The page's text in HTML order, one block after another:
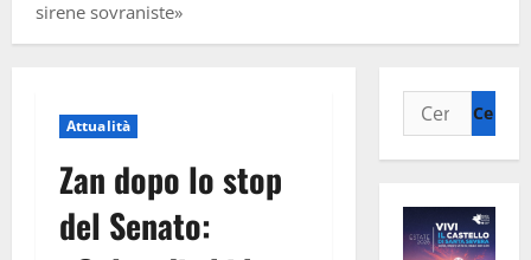
sirene sovraniste»
Attualità
Zan dopo lo stop
del Senato:
Ricerca
per: